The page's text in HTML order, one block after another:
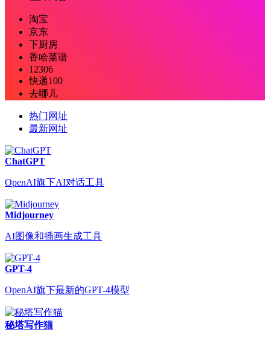
淘宝
京东
下厨房
香哈菜谱
12306
快递100
去哪儿
热门网址
最新网址
ChatGPT
OpenAI旗下AI对话工具
Midjourney
AI图像和插画生成工具
GPT-4
OpenAI旗下最新的GPT-4模型
秘塔写作猫